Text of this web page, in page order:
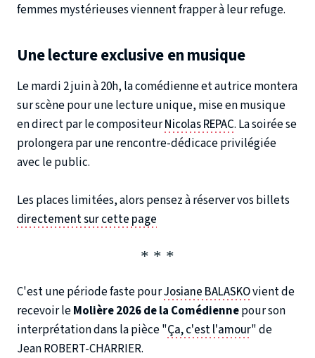
femmes mystérieuses viennent frapper à leur refuge.
Une lecture exclusive en musique
Le mardi 2 juin à 20h, la comédienne et autrice montera
sur scène pour une lecture unique, mise en musique
en direct par le compositeurNicolas REPAC. La soirée se
prolongera par une rencontre-dédicace privilégiée
avec le public.
Les places limitées, alors pensez à réserver vos billets
directement sur cette page
C'est une période faste pourJosiane BALASKOvient de
recevoir leMolière 2026 de la Comédiennepour son
interprétation dans la pièce "Ça, c'est l'amour"de
Jean ROBERT-CHARRIER.